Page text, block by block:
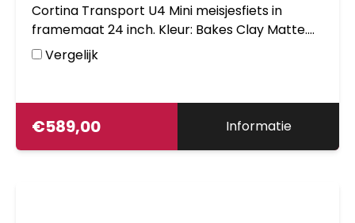
Cortina Transport U4 Mini meisjesfiets in
framemaat 24 inch. Kleur: Bakes Clay Matte.
Uitgerust met achter een Shimano Nexus 3-
traps versnellingsnaaf met terugtraprem en
voordrager.
Vergelijk
€589,00 Informatie